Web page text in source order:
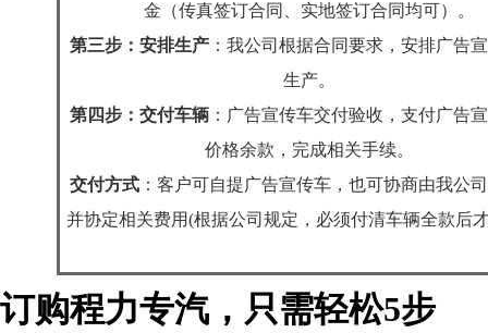
金（传真签订合同、实地签订合同均可）。
第三步：安排生产 ： 我公司根据合同要求，安排广告
生产。
第四步：交付车辆 ： 广告宣传车交付验收，支付广告
价格余款，完成相关手续。
交付方式 ：客户可自提广告宣传车，也可协商由我公
并协定相关费用(根据公司规定，必须付清车辆全款后
订购程力专汽，只需轻松5步